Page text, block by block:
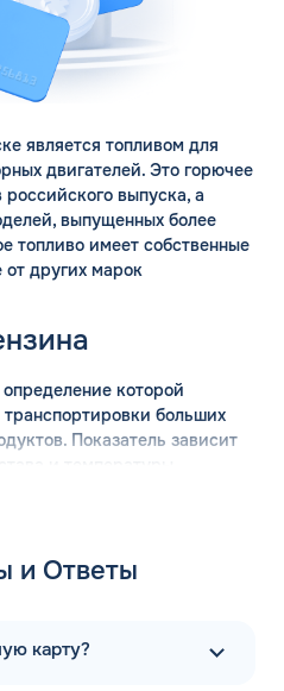
является топливом для
двигателей. Это горючее
выпуска, а
выпущенных более
топливо имеет собственные
от других марок
которой
больших
Показатель зависит
готовые таблицы.
увеличения.
Показатель не
и Ответы
карту?